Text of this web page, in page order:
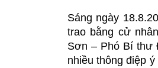
Sáng ngày
trao bằng cử
Sơn – Phó Bí thư
nhiều thông điệp